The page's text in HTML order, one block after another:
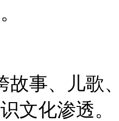
故事、儿歌
文化渗透。